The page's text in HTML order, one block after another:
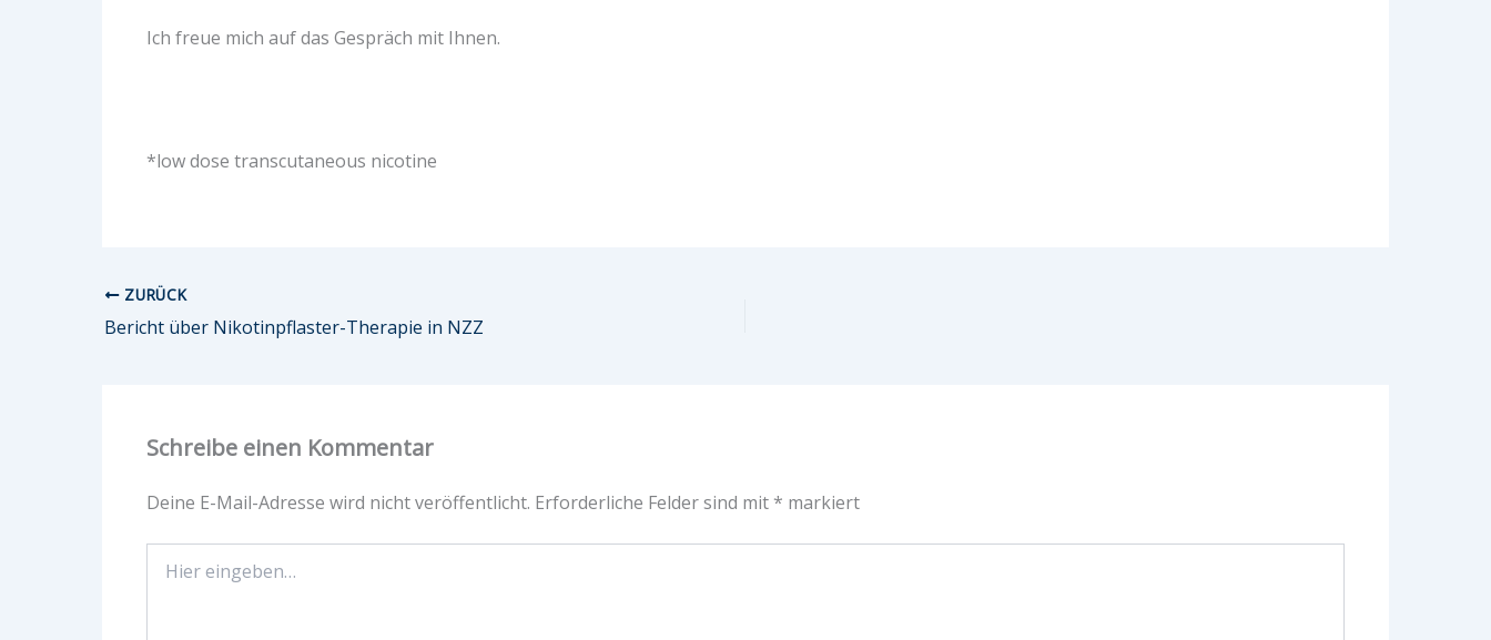
Ich freue mich auf das Gespräch mit Ihnen.
*low dose transcutaneous nicotine
ZURÜCK
Bericht über Nikotinpflaster-Therapie in NZZ
Schreibe einen Kommentar
Deine E-Mail-Adresse wird nicht veröffentlicht. Erforderliche Felder sind mit * markiert
eingeben…